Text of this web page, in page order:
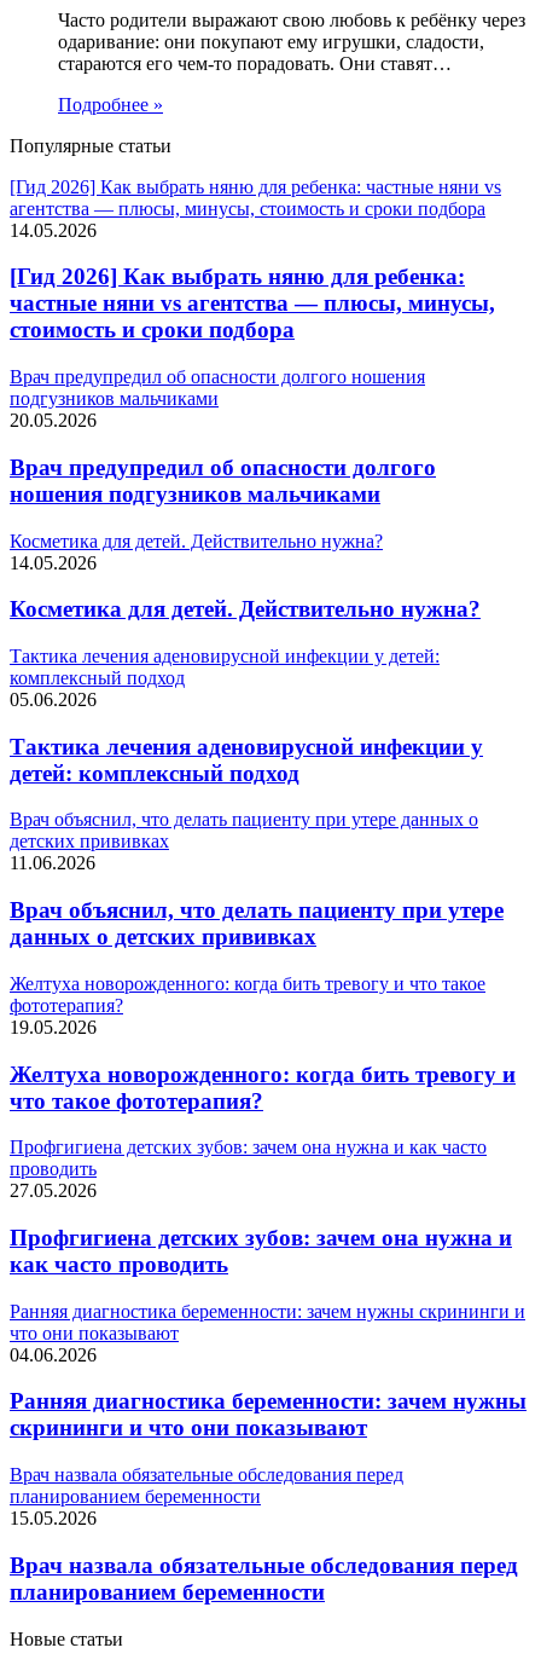
Часто родители выражают свою любовь к ребёнку через
одаривание: они покупают ему игрушки, сладости,
стараются его чем-то порадовать. Они ставят…
Подробнее »
Популярные статьи
[Гид 2026] Как выбрать няню для ребенка: частные няни vs
агентства — плюсы, минусы, стоимость и сроки подбора
14.05.2026
[Гид 2026] Как выбрать няню для ребенка:
частные няни vs агентства — плюсы, минусы,
стоимость и сроки подбора
Врач предупредил об опасности долгого ношения
подгузников мальчиками
20.05.2026
Врач предупредил об опасности долгого
ношения подгузников мальчиками
Косметика для детей. Действительно нужна?
14.05.2026
Косметика для детей. Действительно нужна?
Тактика лечения аденовирусной инфекции у детей:
комплексный подход
05.06.2026
Тактика лечения аденовирусной инфекции у
детей: комплексный подход
Врач объяснил, что делать пациенту при утере данных о
детских прививках
11.06.2026
Врач объяснил, что делать пациенту при утере
данных о детских прививках
Желтуха новорожденного: когда бить тревогу и что такое
фототерапия?
19.05.2026
Желтуха новорожденного: когда бить тревогу и
что такое фототерапия?
Профгигиена детских зубов: зачем она нужна и как часто
проводить
27.05.2026
Профгигиена детских зубов: зачем она нужна и
как часто проводить
Ранняя диагностика беременности: зачем нужны скрининги и
что они показывают
04.06.2026
Ранняя диагностика беременности: зачем нужны
скрининги и что они показывают
Врач назвала обязательные обследования перед
планированием беременности
15.05.2026
Врач назвала обязательные обследования перед
планированием беременности
Новые статьи